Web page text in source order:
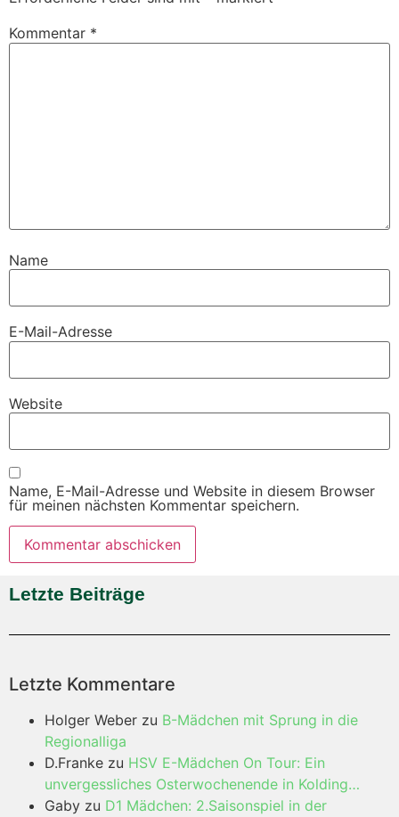
Kommentar *
Name
E-Mail-Adresse
Website
Name, E-Mail-Adresse und Website in diesem Browser
für meinen nächsten Kommentar speichern.
Letzte Beiträge
Letzte Kommentare
Holger Weber zu B-Mädchen mit Sprung in die
Regionalliga
D.Franke zu HSV E-Mädchen On Tour: Ein
unvergessliches Osterwochenende in Kolding…
Gaby zu D1 Mädchen: 2.Saisonspiel in der